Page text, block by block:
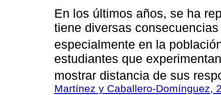
En los últimos años, se ha
tiene diversas
especialmente en la
estudiantes que
mostrar distancia de sus
Martínez y Caballero-Domínguez,